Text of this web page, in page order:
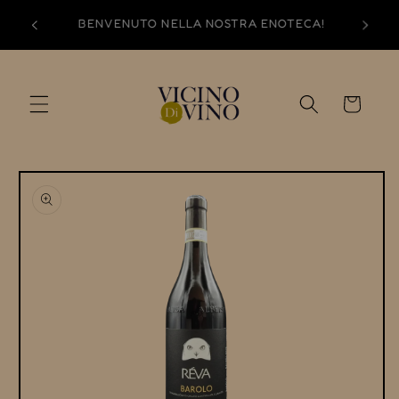
direttamenteBENVENUTO NELLA NOSTRA ENOTECA!
Carrello
Passa alle
sul prodotto